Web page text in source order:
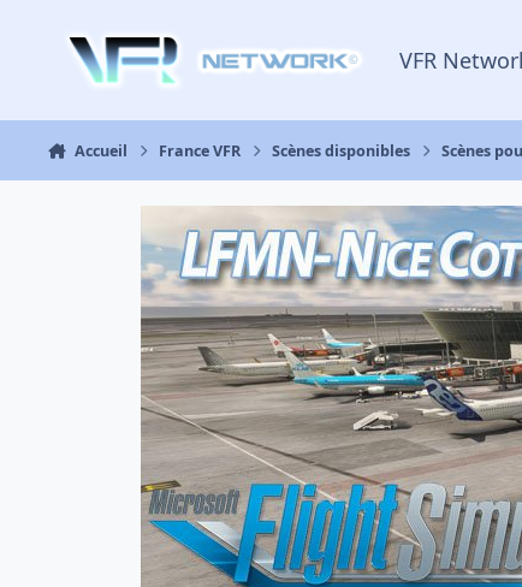
VFR
Accueil France VFR Scènes disponibles Scènes